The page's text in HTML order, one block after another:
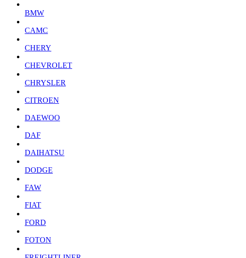
BMW
CAMC
CHERY
CHEVROLET
CHRYSLER
CITROEN
DAEWOO
DAF
DAIHATSU
DODGE
FAW
FIAT
FORD
FOTON